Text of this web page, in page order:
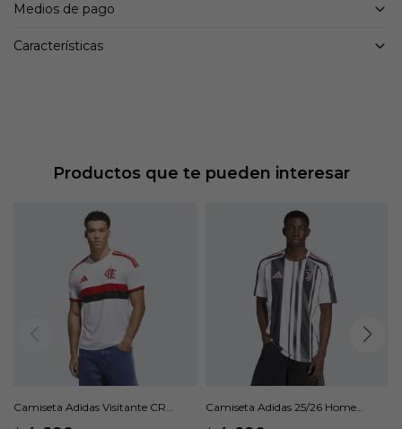
100% poliéster (reciclado)
Medios de pago
Características
Productos que te pueden interesar
Camiseta Adidas Visitante CR
Camiseta Adidas 25/26 Home